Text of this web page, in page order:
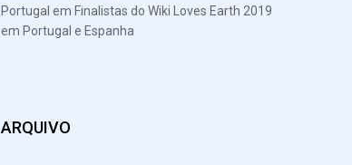
Portugal em Finalistas do Wiki Loves Earth 2019
em Portugal e Espanha
ARQUIVO